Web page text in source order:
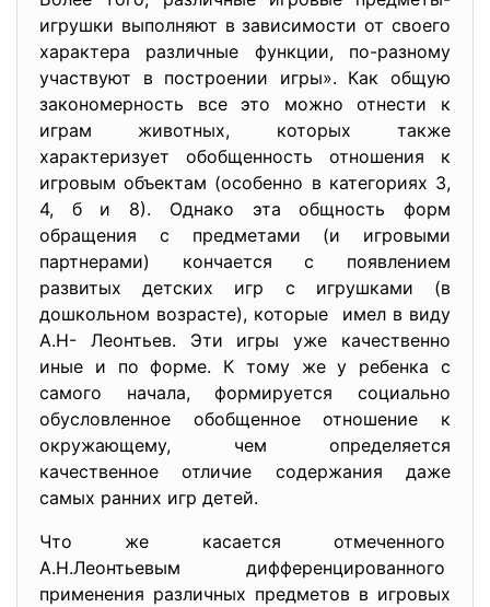
игрушки выполняют в зависимости от своего
характера различные функции, по-разному
участвуют в построении игры». Как общую
закономерность все это можно отнести к
играм животных, которых также
характеризует обобщенность отношения к
игровым объектам (особенно в категориях 3,
4, б и 8). Однако эта общность форм
обращения с предметами (и игровыми
партнерами) кончается с появлением
развитых детских игр с игрушками (в
дошкольном возрасте), которые имел в виду
А.Н- Леонтьев. Эти игры уже качественно
иные и по форме. К тому же у ребенка с
самого начала, формируется социально
обусловленное обобщенное отношение к
окружающему, чем определяется
качественное отличие содержания даже
самых ранних игр детей.
Что же касается отмеченного
А.Н.Леонтьевым дифференцированного
применения различных предметов в игровых